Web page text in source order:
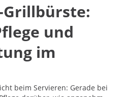
Grillbürste:
und
im
beim Servieren: Gerade bei